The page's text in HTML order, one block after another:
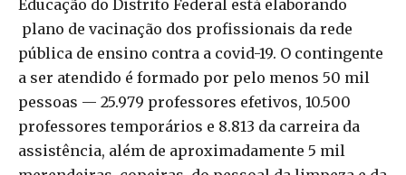
Educação do Distrito Federal está elaborando
plano de vacinação dos profissionais da rede
pública de ensino contra a covid-19. O contingente
a ser atendido é formado por pelo menos 50 mil
pessoas — 25.979 professores efetivos, 10.500
professores temporários e 8.813 da carreira da
assistência, além de aproximadamente 5 mil